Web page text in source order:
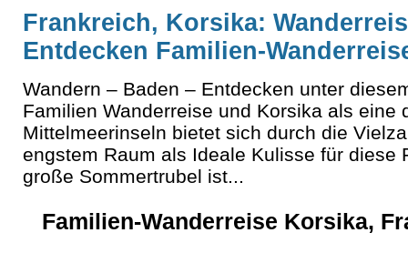
Frankreich, Korsika:
Entdecken Familien-
Wandern – Baden – Entdecken unter
Familien Wanderreise und Korsika als eine
Mittelmeerinseln bietet sich durch die
engstem Raum als Ideale Kulisse für diese
große Sommertrubel ist...
Familien-Wanderreise Korsika,